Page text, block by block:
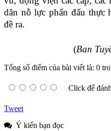
dân nỗ lực phấn đấu thực
đề ra.
(Ban
Tổng số điểm của bài viết là: 0
Click để
Tweet
Ý kiến bạn đọc